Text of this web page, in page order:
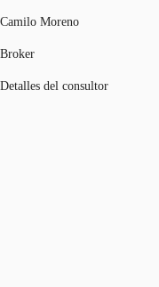
Camilo Moreno
Broker
Detalles del consultor